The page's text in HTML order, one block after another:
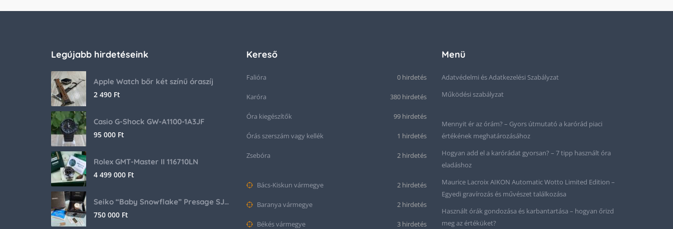
Legújabb hirdetéseink
Apple Watch bőr két színű óraszíj
2 490 Ft
Casio G-Shock GW-A1100-1A3JF
95 000 Ft
Rolex GMT-Master II 116710LN
4 499 000 Ft
Seiko “Baby Snowflake” Presage SJE073J1/SARA015 Limited Edition
750 000 Ft
Kereső
Falióra 0 hirdetés
Karóra 380 hirdetés
Óra kiegészítők 99 hirdetés
Órás szerszám vagy kellék 1 hirdetés
Zsebóra 2 hirdetés
Bács-Kiskun vármegye 2 hirdetés
Baranya vármegye 2 hirdetés
Békés vármegye 3 hirdetés
Menü
Adatvédelmi és Adatkezelési Szabályzat
Működési szabályzat
Mennyit ér az órám? – Gyors útmutató a karórád piaci
értékének meghatározásához
Hogyan add el a karórádat gyorsan? – 7 tipp használt óra
eladáshoz
Maurice Lacroix AIKON Automatic Wotto Limited Edition –
Egyedi gravírozás és művészet találkozása
Használt órák gondozása és karbantartása – hogyan őrizd
meg az értéküket?